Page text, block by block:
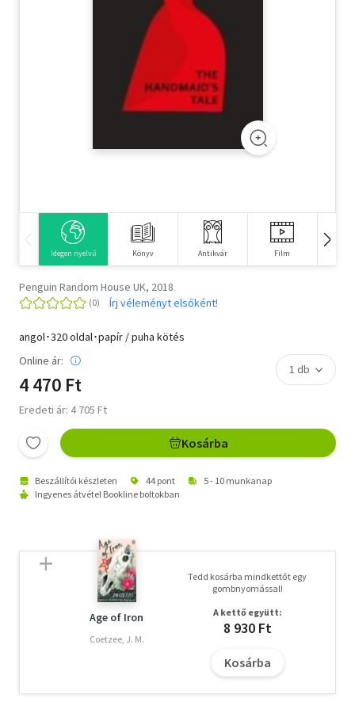
Társadalomtudomány
Idegen nyelvű Könyv Antikvár Film
Penguin Random House UK, 2018
Írj véleményt elsőként!
angol･320 oldal･papír / puha kötés
Online ár:
4 470 Ft
Eredeti ár: 4 705 Ft
Kosárba
Beszállítói készleten 44 pont
5 - 10 munkanap
Ingyenes átvétel Bookline boltokban
Age of Iron
Coetzee, J. M.
Tedd kosárba mindkettőt egy
gombnyomással!
A kettő együtt:
8 930 Ft
Kosárba